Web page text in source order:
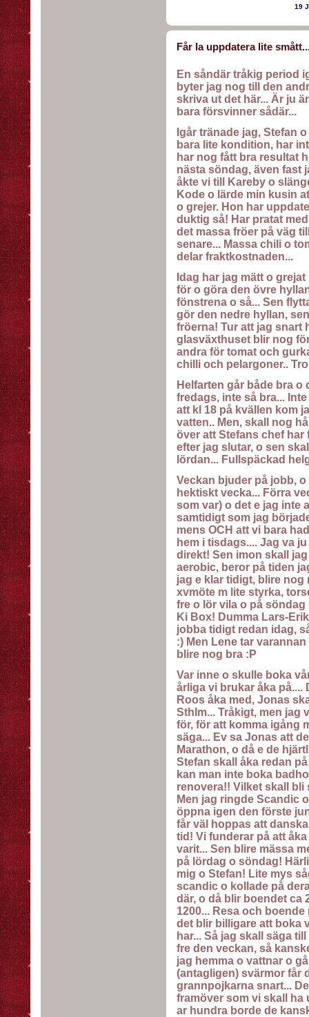
19
Får la uppdatera lite
En såndär tråkig period
byter jag nog till den
skriva ut det här... Är ju
bara försvinner sådär...
Igår tränade jag, Stefan
bara lite kondition, har
har nog fått bra resultat
nästa söndag, även fast
åkte vi till Kareby o
Kode o lärde min kusin
o grejer. Hon har
duktig så! Har pratat
det massa fröer på väg
senare... Massa chili o
delar fraktkostnaden...
Idag har jag mätt o
för o göra den övre
fönstrena o så... Sen
gör den nedre hyllan,
fröerna! Tur att jag snart
glasväxthuset blir nog
andra för tomat och
chilli och pelargoner..
Helfarten går både bra o
fredags, inte så bra...
att kl 18 på kvällen kom
vatten.. Men, skall nog
över att Stefans chef har
efter jag slutar, o sen
lördan... Fullspäckad
Veckan bjuder på jobb,
hektiskt vecka... Förra
som var) o det e jag inte
samtidigt som jag
mens OCH att vi bara
hem i tisdags.... Jag va
direkt! Sen imon skall
aerobic, beror på tiden
jag e klar tidigt, blire
xvmöte m lite styrka,
fre o lör vila o på
Ki Box! Dumma Lars-
jobba tidigt redan idag,
:) Men Lene tar
blire nog bra :P
Var inne o skulle boka
årliga vi brukar åka på....
Roos åka med, Jonas
Sthlm... Tråkigt, men jag
för, för att komma igång
säga... Ev sa Jonas att
Marathon, o då e de
Stefan skall åka redan
kan man inte boka
renovera!! Vilket skall bli
Men jag ringde Scandic
öppna igen den förste
får väl hoppas att
tid! Vi funderar på att
varit... Sen blire mässa
på lördag o söndag!
mig o Stefan! Lite mys
scandic o kollade på
där, o då blir boendet ca
1200... Resa och
det blir billigare att boka
har... Så jag skall säga
fre den veckan, så
jag hemma o vattnar o
(antagligen) svärmor får
grannpojkarna snart...
framöver som vi skall ha
ar hundra borde de